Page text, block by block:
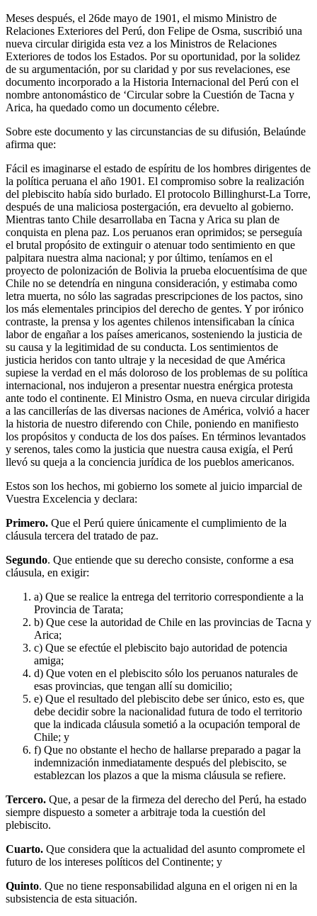
Meses después, el 26de mayo de 1901, el mismo Ministro de
Relaciones Exteriores del Perú, don Felipe de Osma, suscribió una
nueva circular dirigida esta vez a los Ministros de Relaciones
Exteriores de todos los Estados. Por su oportunidad, por la solidez
de su argumentación, por su claridad y por sus revelaciones, ese
documento incorporado a la Historia Internacional del Perú con el
nombre antonomástico de ‘Circular sobre la Cuestión de Tacna y
Arica, ha quedado como un documento célebre.
Sobre este documento y las circunstancias de su difusión, Belaúnde
afirma que:
Fácil es imaginarse el estado de espíritu de los hombres dirigentes de
la política peruana el año 1901. El compromiso sobre la realización
del plebiscito había sido burlado. El protocolo Billinghurst-La Torre,
después de una maliciosa postergación, era devuelto al gobierno.
Mientras tanto Chile desarrollaba en Tacna y Arica su plan de
conquista en plena paz. Los peruanos eran oprimidos; se perseguía
el brutal propósito de extinguir o atenuar todo sentimiento en que
palpitara nuestra alma nacional; y por último, teníamos en el
proyecto de polonización de Bolivia la prueba elocuentísima de que
Chile no se detendría en ninguna consideración, y estimaba como
letra muerta, no sólo las sagradas prescripciones de los pactos, sino
los más elementales principios del derecho de gentes. Y por irónico
contraste, la prensa y los agentes chilenos intensificaban la cínica
labor de engañar a los países americanos, sosteniendo la justicia de
su causa y la legitimidad de su conducta. Los sentimientos de
justicia heridos con tanto ultraje y la necesidad de que América
supiese la verdad en el más doloroso de los problemas de su política
internacional, nos indujeron a presentar nuestra enérgica protesta
ante todo el continente. El Ministro Osma, en nueva circular dirigida
a las cancillerías de las diversas naciones de América, volvió a hacer
la historia de nuestro diferendo con Chile, poniendo en manifiesto
los propósitos y conducta de los dos países. En términos levantados
y serenos, tales como la justicia que nuestra causa exigía, el Perú
llevó su queja a la conciencia jurídica de los pueblos americanos.
Estos son los hechos, mi gobierno los somete al juicio imparcial de
Vuestra Excelencia y declara:
Primero. Que el Perú quiere únicamente el cumplimiento de la
cláusula tercera del tratado de paz.
Segundo. Que entiende que su derecho consiste, conforme a esa
cláusula, en exigir:
a) Que se realice la entrega del territorio correspondiente a la
Provincia de Tarata;
b) Que cese la autoridad de Chile en las provincias de Tacna y
Arica;
c) Que se efectúe el plebiscito bajo autoridad de potencia
amiga;
d) Que voten en el plebiscito sólo los peruanos naturales de
esas provincias, que tengan allí su domicilio;
e) Que el resultado del plebiscito debe ser único, esto es, que
debe decidir sobre la nacionalidad futura de todo el territorio
que la indicada cláusula sometió a la ocupación temporal de
Chile; y
f) Que no obstante el hecho de hallarse preparado a pagar la
indemnización inmediatamente después del plebiscito, se
establezcan los plazos a que la misma cláusula se refiere.
Tercero. Que, a pesar de la firmeza del derecho del Perú, ha estado
siempre dispuesto a someter a arbitraje toda la cuestión del
plebiscito.
Cuarto. Que considera que la actualidad del asunto compromete el
futuro de los intereses políticos del Continente; y
Quinto. Que no tiene responsabilidad alguna en el origen ni en la
subsistencia de esta situación.